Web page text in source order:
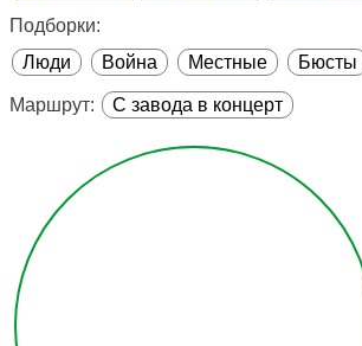
Подборки:
Люди
Война Местные Бюсты
Маршрут: С завода в концерт